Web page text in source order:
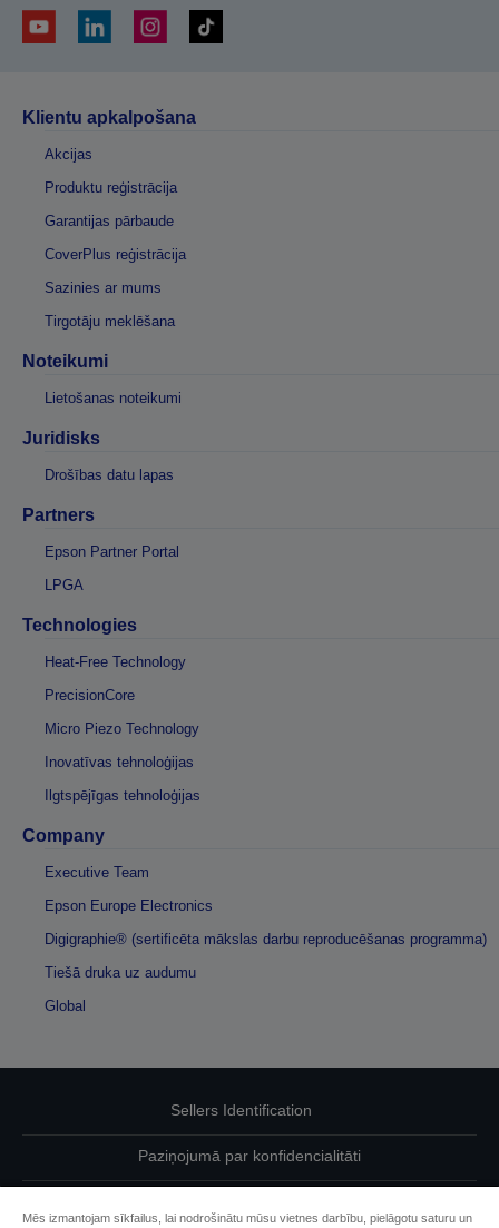
Klientu apkalpošana
Akcijas
Produktu reģistrācija
Garantijas pārbaude
CoverPlus reģistrācija
Sazinies ar mums
Tirgotāju meklēšana
Noteikumi
Lietošanas noteikumi
Juridisks
Drošības datu lapas
Partners
Epson Partner Portal
LPGA
Technologies
Heat-Free Technology
PrecisionCore
Micro Piezo Technology
Inovatīvas tehnoloģijas
Ilgtspējīgas tehnoloģijas
Company
Executive Team
Epson Europe Electronics
Digigraphie® (sertificēta mākslas darbu reproducēšanas programma)
Tiešā druka uz audumu
Global
Sellers Identification
Paziņojumā par konfidencialitāti
Mēs izmantojam sīkfailus, lai nodrošinātu mūsu vietnes darbību, pielāgotu saturu un